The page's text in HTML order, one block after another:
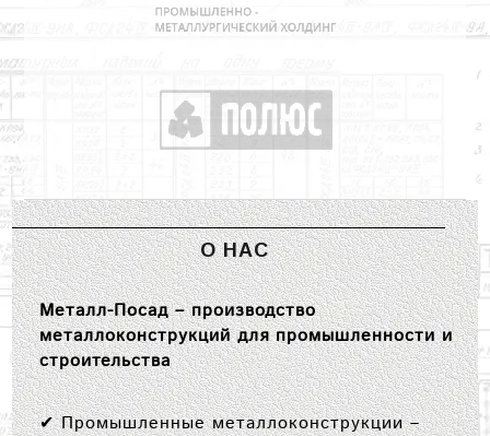
О НАС
Металл-Посад – производство
металлоконструкций для промышленности и
строительства
✔Промышленные металлоконструкции–